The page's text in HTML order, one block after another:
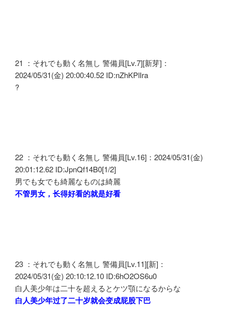
21 ：それでも動く名無し 警備員[Lv.7][新芽]：
2024/05/31(金) 20:00:40.52 ID:nZhKPlIra
?
22 ：それでも動く名無し 警備員[Lv.16]：2024/05/31(金)
20:01:12.62 ID:JpnQf14B0[1/2]
男でも女でも綺麗なものは綺麗
不管男女，长得好看的就是好看
23 ：それでも動く名無し 警備員[Lv.11][新]：
2024/05/31(金) 20:10:12.10 ID:6hO2OS6u0
白人美少年は二十を超えるとケツ顎になるからな
白人美少年过了二十岁就会变成屁股下巴